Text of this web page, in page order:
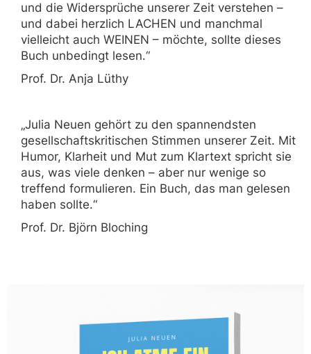
und die Widersprüche unserer Zeit verstehen –
und dabei herzlich LACHEN und manchmal
vielleicht auch WEINEN – möchte, sollte dieses
Buch unbedingt lesen.“
Prof. Dr. Anja Lüthy
„Julia Neuen gehört zu den spannendsten
gesellschaftskritischen Stimmen unserer Zeit. Mit
Humor, Klarheit und Mut zum Klartext spricht sie
aus, was viele denken – aber nur wenige so
treffend formulieren. Ein Buch, das man gelesen
haben sollte.“
Prof. Dr. Björn Bloching